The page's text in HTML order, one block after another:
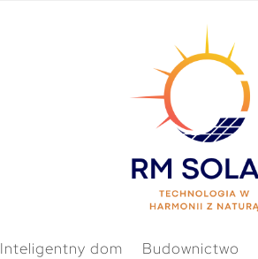
Inteligentny dom Budownictwo